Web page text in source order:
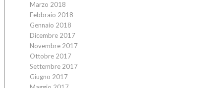
Marzo 2018
Febbraio 2018
Gennaio 2018
Dicembre 2017
Novembre 2017
Ottobre 2017
Settembre 2017
Giugno 2017